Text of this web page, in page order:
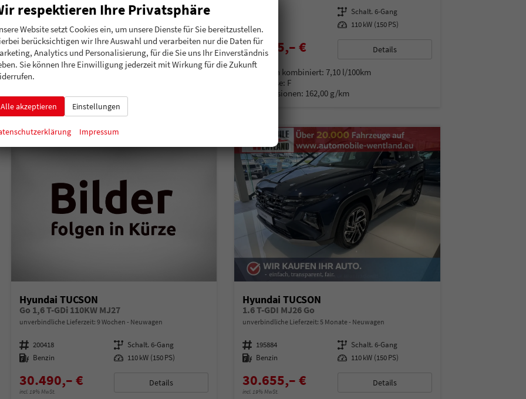
Fahrzeugnummer 207657 Getriebe Schalt. 6-Gang
Kraftstoff Benzin 118 kW (160 PS)
30.105,– €
incl. 19% MwSt.
Details
Verbrauch kombiniert:
6,30 l/100km
CO -Klasse:
2
Getriebe Schalt. 6-Gang
Kraftstoff
Leistung 110 kW (150 PS)
30.485,– € Details
Verbrauch kombiniert:7,10 l/100km
-Klasse: F
-Emissionen: 162,00 g/km
Hyundai TUCSON
Go 1,6 T-GDi 110KW MJ27
unverbindliche Lieferzeit: 9 Wochen Neuwagen
Fahrzeugnummer 200418 Getriebe Schalt. 6-Gang
Kraftstoff Benzin Leistung 110 kW (150 PS)
30.490,– €
incl. 19% MwSt.
Details
Hyundai TUCSON
1.6 T-GDI MJ26 Go
unverbindliche Lieferzeit:5 Monate Neuwagen
Fahrzeugnummer 195884 Getriebe Schalt. 6-Gang
Kraftstoff Benzin Leistung 110 kW (150 PS)
30.655,– €
incl. 19% MwSt.
Details
respektieren Ihre Privatsphäre
Website setzt Cookies ein, um unsere Dienste für Sie bereitzustellen.
berücksichtigen wir Ihre Auswahl und verarbeiten nur die Daten für
Analytics und Personalisierung, für die Sie uns Ihr Einverständnis
Sie können Ihre Einwilligung jederzeit mit Wirkung für die Zukunft
Alle akzeptieren Einstellungen
Impressum